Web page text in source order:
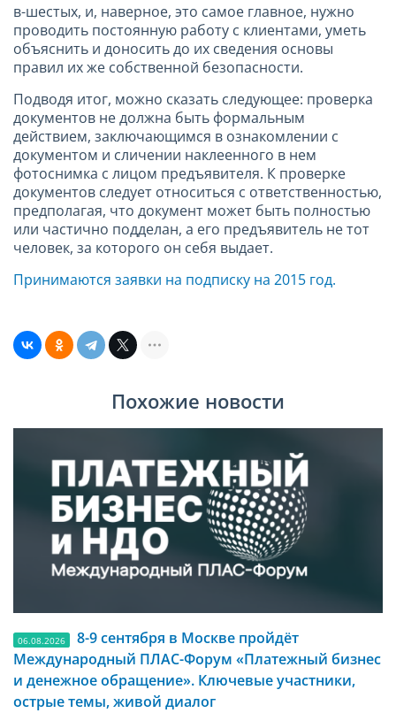
в-шестых, и, наверное, это самое главное, нужно
проводить постоянную работу с клиентами, уметь
объяснить и доносить до их сведения основы
правил их же собственной безопасности.
Подводя итог, можно сказать следующее: проверка
документов не должна быть формальным
действием, заключающимся в ознакомлении с
документом и сличении наклеенного в нем
фотоснимка с лицом предъявителя. К проверке
документов следует относиться с ответственностью,
предполагая, что документ может быть полностью
или частично подделан, а его предъявитель не тот
человек, за которого он себя выдает.
Принимаются заявки на подписку на 2015 год.
Похожие новости
06.08.2026
8-9 сентября в Москве пройдёт
Международный ПЛАС-Форум «Платежный бизнес
и денежное обращение». Ключевые участники,
острые темы, живой диалог